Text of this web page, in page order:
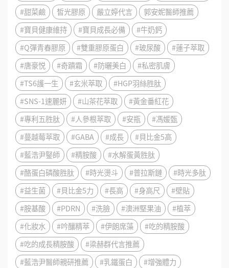
#甜菜鹼
皙光膠原 嚴立婷代言
郭安妮醫師推薦
#寶貝健康維持
#寶貝成長必備
#牛奶鈣
#Q彈青春膠原
#雙重膠原蛋白 #玻尿酸
#蓮子萃取
#唐豪悦
#奇蹟霜 #防曬美白
#私密肌膚
#TS6護一生
#玄米萃取
#HGP羽絲胜肽
#SNS-1速麗妍
#山茶花萃取
#黃金番紅花
#專利五胜肽
#人參根萃取 #安瓶
#馮媛甄
#蔓越莓萃取
#GABA #成長
#貝比金5高
#藍浩尹鋻師
#精胺酸
#水解蛋黃胜肽
#酪蛋白磷酸胜肽
#時光燙斗 #普拉斯鏈
#時光多肽
#益生菌
#貝比金5力 #長高 #身高尺
#壁貼
#胺基酸
#PDRN #洗臉 #澳洲堅果油
#植萃
#化妝水
#吟釀精萃 #伊朗席藻
#吃的精胺酸
#吃的成長精胺酸
#梁赫群代言推薦
#藍浩尹醫師親研推薦
#乳鐵蛋白
#增強體力